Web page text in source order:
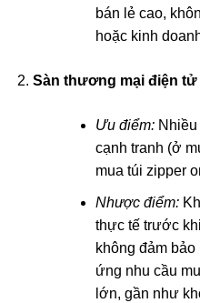
bán lẻ cao,
hoặc kinh
Sàn thương mại điện
Ưu điểm:Nhiều
cạnh tranh (ở
mua túi zipper
Nhược điểm:
thực tế trước
không đảm
ứng nhu cầu
lớn, gần như